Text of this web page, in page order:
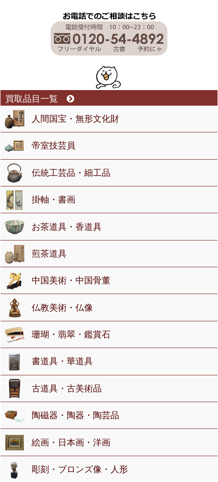
買取品目一覧
人間国宝・無形文化財
帝室技芸員
伝統工芸品・細工品
掛軸・書画
お茶道具・香道具
煎茶道具
中国美術・中国骨董
仏教美術・仏像
珊瑚・翡翠・鑑賞石
書道具・華道具
古道具・古美術品
陶磁器・陶器・陶芸品
絵画・日本画・洋画
彫刻・ブロンズ像・人形